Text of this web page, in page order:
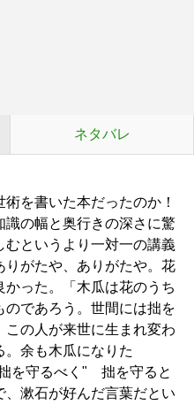
ネタバレ
術を書いた本だったのか！
識の幅と奥行きの深さに驚
むというより一対一の講義
りがたや、ありがたや。花
かった。「木瓜は花のうち
のであろう。世間には拙を
この人が来世に生まれ変わ
。余も木瓜になりた
を守るべく" 拙を守ると
、漱石が好んだ言葉だとい